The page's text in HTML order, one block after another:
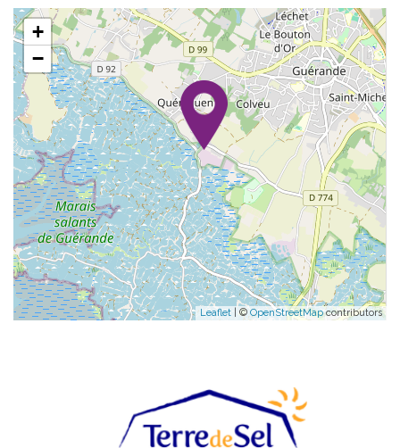
+
−
Leaflet | © OpenStreetMapcontributors